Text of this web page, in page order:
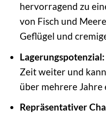
hervorragend zu
von Fisch und
Geflügel und
Lagerungspotenzial:
Zeit weiter und
über mehrere Jahre
Repräsentativer